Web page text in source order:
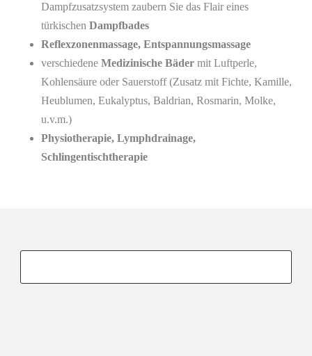
Dampfzusatzsystem zaubern Sie das Flair eines
türkischen Dampfbades
Reflexzonenmassage, Entspannungsmassage
verschiedene Medizinische Bäder mit Luftperle,
Kohlensäure oder Sauerstoff (Zusatz mit Fichte, Kamille,
Heublumen, Eukalyptus, Baldrian, Rosmarin, Molke,
u.v.m.)
Physiotherapie, Lymphdrainage,
Schlingentischtherapie